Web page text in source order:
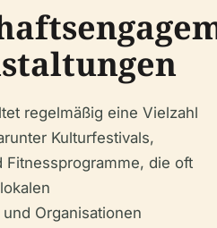
regelmäßig eine Vielzahl
Kulturfestivals,
Fitnessprogramme, die oft
Organisationen